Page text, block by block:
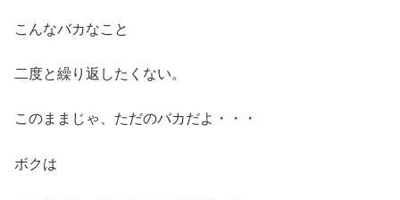
こんなバカなこと
二度と繰り返したくない。
このままじゃ、ただのバカだよ・・・
ボクは